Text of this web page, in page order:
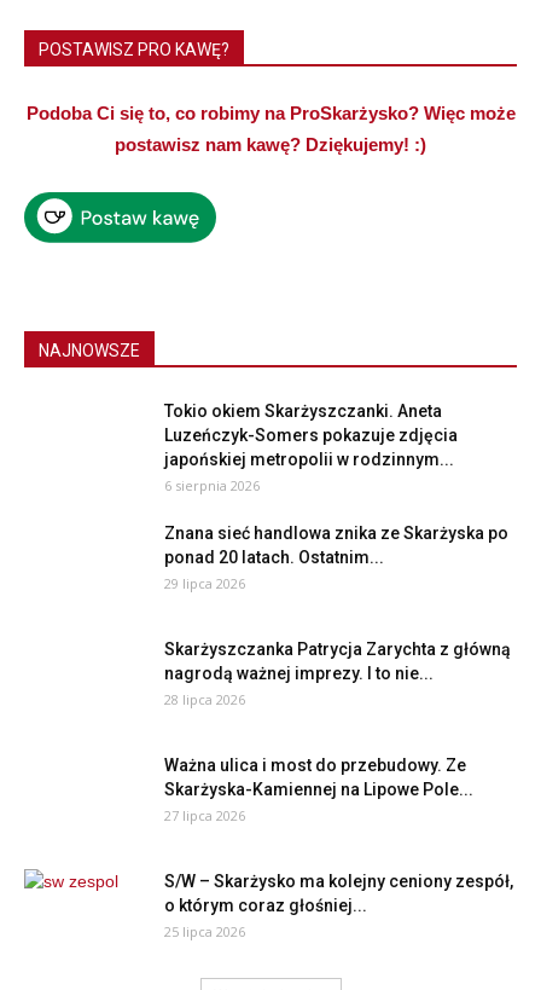
POSTAWISZ PRO KAWĘ?
Podoba Ci się to, co robimy na ProSkarżysko? Więc może
postawisz nam kawę? Dziękujemy! :)
NAJNOWSZE
Tokio okiem Skarżyszczanki. Aneta
Luzeńczyk-Somers pokazuje zdjęcia
japońskiej metropolii w rodzinnym...
6 sierpnia 2026
Znana sieć handlowa znika ze Skarżyska po
ponad 20 latach. Ostatnim...
29 lipca 2026
Skarżyszczanka Patrycja Zarychta z główną
nagrodą ważnej imprezy. I to nie...
28 lipca 2026
Ważna ulica i most do przebudowy. Ze
Skarżyska-Kamiennej na Lipowe Pole...
27 lipca 2026
S/W – Skarżysko ma kolejny ceniony zespół,
o którym coraz głośniej...
25 lipca 2026